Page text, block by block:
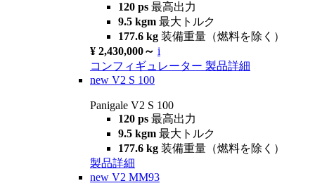
120 ps 最高出力
9.5 kgm 最大トルク
177.6 kg 装備重量（燃料を除く）
¥ 2,430,000～ i
コンフィギュレーター 製品詳細
new V2 S 100
Panigale V2 S 100
120 ps 最高出力
9.5 kgm 最大トルク
177.6 kg 装備重量（燃料を除く）
製品詳細
new V2 MM93